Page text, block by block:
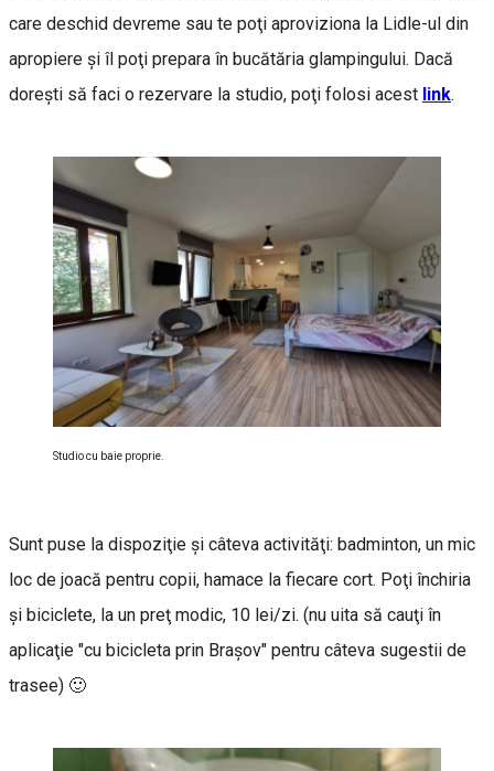
care deschid devreme sau te poţi aproviziona la Lidle-ul din
apropiere şi îl poţi prepara în bucătăria glampingului. Dacă
doreşti să faci o rezervare la studio, poţi folosi acest link.
Studio cu baie proprie.
Sunt puse la dispoziţie şi câteva activităţi: badminton, un mic
loc de joacă pentru copii, hamace la fiecare cort. Poţi închiria
şi biciclete, la un preţ modic, 10 lei/zi. (nu uita să cauţi în
aplicaţie "cu bicicleta prin Braşov" pentru câteva sugestii de
trasee) 🙂